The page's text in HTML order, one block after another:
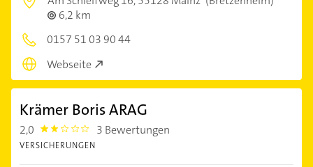
6,2 km
0157 51 03 90 44
Webseite
Krämer Boris ARAG
2,0 2.0 3 Bewertungen
VERSICHERUNGEN